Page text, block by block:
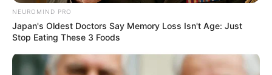
NEUROMIND PRO
Japan's Oldest Doctors Say Memory Loss Isn't Age: Just
Stop Eating These 3 Foods